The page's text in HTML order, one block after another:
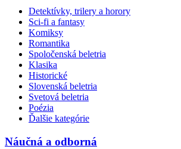
Detektívky, trilery a horory
Sci-fi a fantasy
Komiksy
Romantika
Spoločenská beletria
Klasika
Historické
Slovenská beletria
Svetová beletria
Poézia
Ďalšie kategórie
Náučná a odborná